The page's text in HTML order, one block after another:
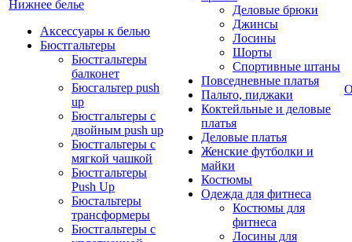
Нижнее белье
Аксессуары к белью
Бюстгальтеры
Бюстгальтеры
балконет
Бюсгальтер push
up
Бюстгальтеры с
двойным push up
Бюстгальтеры с
мягкой чашкой
Бюстгальтеры
Push Up
Бюстальтеры
трансформеры
Бюстгальтеры с
Деловые брюки
Джинсы
Лосины
Шорты
Спортивные штаны
Повседневные платья
Пальто, пиджаки
Коктейльные и деловые
платья
Деловые платья
Женские футболки и
майки
Костюмы
Одежда для фитнеса
Костюмы для
фитнеса
Лосины для